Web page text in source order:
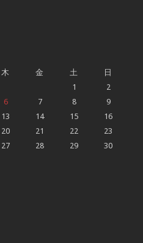
木 金 土
日
1
2
6 7 8
9
13 14 15
16
20 21 22
23
27 28 29
30